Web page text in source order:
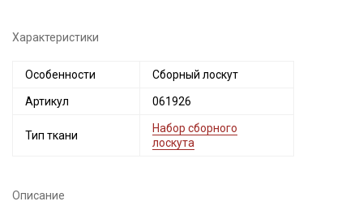
Характеристики
Особенности Сборный лоскут
Артикул 061926
Тип ткани
Набор сборного
лоскута
Описание
промокоды и скидки до 30% на узкие
категории тканей